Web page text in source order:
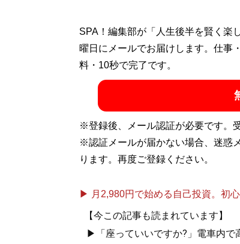
SPA！編集部が「人生後半を賢く楽
曜日にメールでお届けします。仕事
料・10秒で完了です。
※登録後、メール認証が必要です。
※認証メールが届かない場合、迷惑
ります。再度ご登録ください。
▶ 月2,980円で始める自己投資。初
【今この記事も読まれています】
▶「座っていいですか?」電車内で